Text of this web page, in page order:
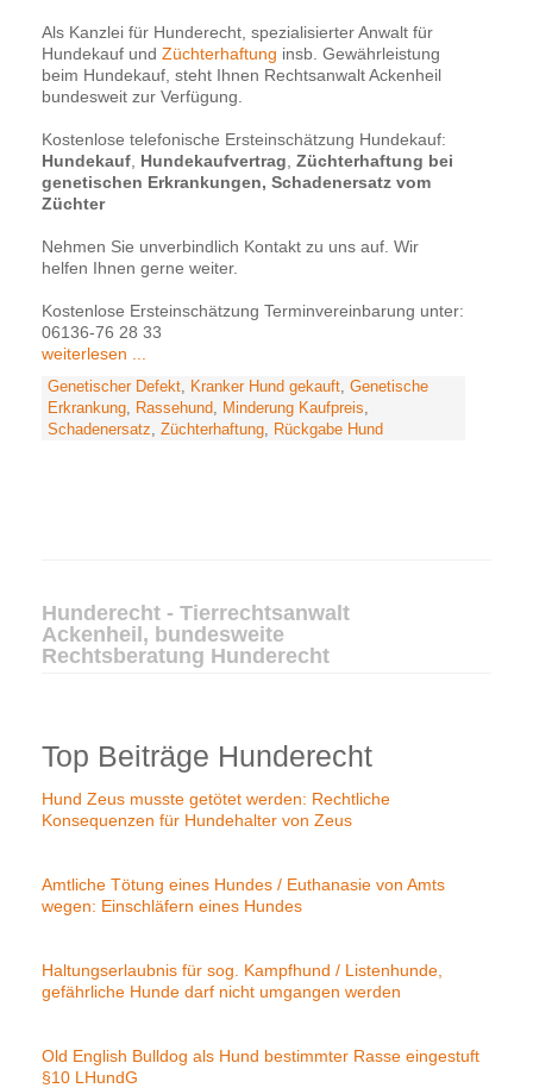
Als Kanzlei für Hunderecht, spezialisierter Anwalt für
Hundekauf und Züchterhaftung insb. Gewährleistung
beim Hundekauf, steht Ihnen Rechtsanwalt Ackenheil
bundesweit zur Verfügung.
Kostenlose telefonische Ersteinschätzung Hundekauf:
Hundekauf Hundekaufvertrag Züchterhaftung bei
genetischen Erkrankungen, Schadenersatz vom
Züchter
Nehmen Sie unverbindlich Kontakt zu uns auf. Wir
helfen Ihnen gerne weiter.
Kostenlose Ersteinschätzung Terminvereinbarung unter:
06136-76 28 33
weiterlesen ...
Genetischer Defekt, Kranker Hund gekauft, Genetische
Erkrankung, Rassehund, Minderung Kaufpreis,
Schadenersatz, Züchterhaftung, Rückgabe Hund
Hunderecht - Tierrechtsanwalt
Ackenheil, bundesweite
Rechtsberatung Hunderecht
Top Beiträge Hunderecht
Hund Zeus musste getötet werden: Rechtliche
Konsequenzen für Hundehalter von Zeus
Amtliche Tötung eines Hundes / Euthanasie von Amts
wegen: Einschläfern eines Hundes
Haltungserlaubnis für sog. Kampfhund / Listenhunde,
gefährliche Hunde darf nicht umgangen werden
Old English Bulldog als Hund bestimmter Rasse eingestuft
§10 LHundG